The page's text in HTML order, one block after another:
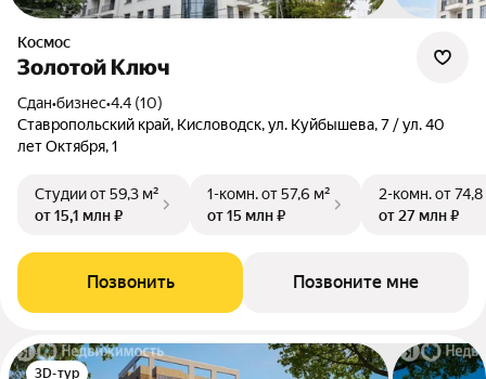
Космос
Золотой Ключ
Сдан•бизнес•4.4 (10)
Ставропольский край, Кисловодск, ул. Куйбышева, 7 / ул. 40
лет Октября, 1
Студииот 59,3 м²
от 15,1 млн ₽
1-комн.от 57,6 м²
от 15 млн ₽
2-комн.от
от 27 млн ₽
Позвонить Позвоните мне
3D-тур